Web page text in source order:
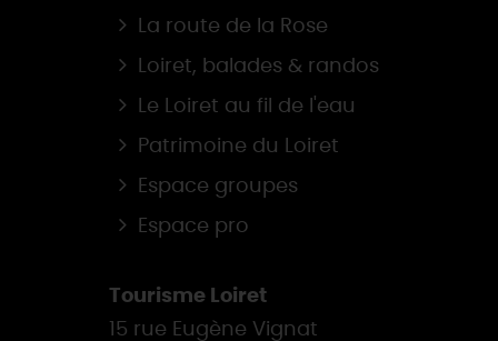
La route de la Rose
Loiret, balades & randos
Le Loiret au fil de l'eau
Patrimoine du Loiret
Espace groupes
Espace pro
Tourisme Loiret
15 rue Eugène Vignat